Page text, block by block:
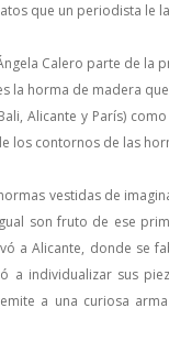
que un periodista
Calero parte de la
la horma de madera
Alicante y París)
los contornos de las
vestidas de
son fruto de ese
a Alicante, donde se
a individualizar sus
a una curiosa